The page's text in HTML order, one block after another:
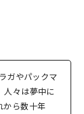
ガやパックマ
人々は夢中に
から数十年